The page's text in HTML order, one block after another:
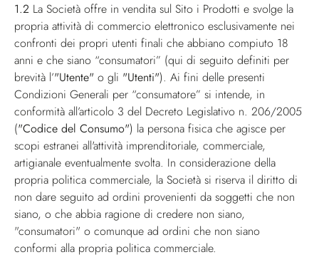
1.2 La Società offre in vendita sul Sito i Prodotti e svolge la
propria attività di commercio elettronico esclusivamente nei
confronti dei propri utenti finali che abbiano compiuto 18
anni e che siano “consumatori” (qui di seguito definiti per
brevità l’"Utente" o gli "Utenti"). Ai fini delle presenti
Condizioni Generali per “consumatore” si intende, in
conformità all’articolo 3 del Decreto Legislativo n. 206/2005
("Codice del Consumo") la persona fisica che agisce per
scopi estranei all'attività imprenditoriale, commerciale,
artigianale eventualmente svolta. In considerazione della
propria politica commerciale, la Società si riserva il diritto di
non dare seguito ad ordini provenienti da soggetti che non
siano, o che abbia ragione di credere non siano,
"consumatori" o comunque ad ordini che non siano
conformi alla propria politica commerciale.